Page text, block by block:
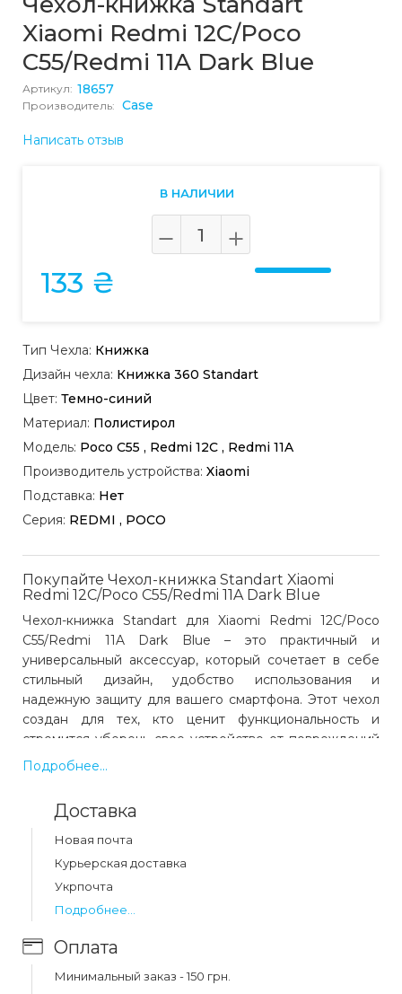
Xiaomi Redmi 12C/Poco
C55/Redmi 11A Dark Blue
Артикул: 18657
Производитель: Case
Написать отзыв
В НАЛИЧИИ
133 ₴
Тип Чехла: Книжка
Дизайн чехла: Книжка 360 Standart
Цвет: Темно-синий
Материал: Полистирол
Модель: Poco C55 , Redmi 12C , Redmi 11A
Производитель устройства: Xiaomi
Подставка: Нет
Серия: REDMI , POCO
Покупайте Чехол-книжка Standart Xiaomi
Redmi 12C/Poco C55/Redmi 11A Dark Blue
Чехол-книжка Standart для Xiaomi Redmi 12C/Poco
C55/Redmi 11A Dark Blue – это практичный и
универсальный аксессуар, который сочетает в себе
стильный дизайн, удобство использования и
надежную защиту для вашего смартфона. Этот чехол
создан для тех, кто ценит функциональность и
стремится уберечь свое устройство от повреждений
в любых ситуациях.
Изготовленный из качественного искусственного
текстурой и износостойкостью. Внутри
предусмотрена мягкая подкладка, которая бережно
защищает экран от царапин и потертостей. Основной
надежно удерживающий смартфон внутри чехла, что
предотвращает случайное выпадение устройства.
Особенностью этого чехла является его конструкция
в виде книжки. Передняя крышка защищает дисплей
от повреждений и загрязнений, а также может быть
Подробнее...
Доставка
Новая почта
Курьерская доставка
Укрпочта
Подробнее...
Оплата
Минимальный заказ - 150 грн.